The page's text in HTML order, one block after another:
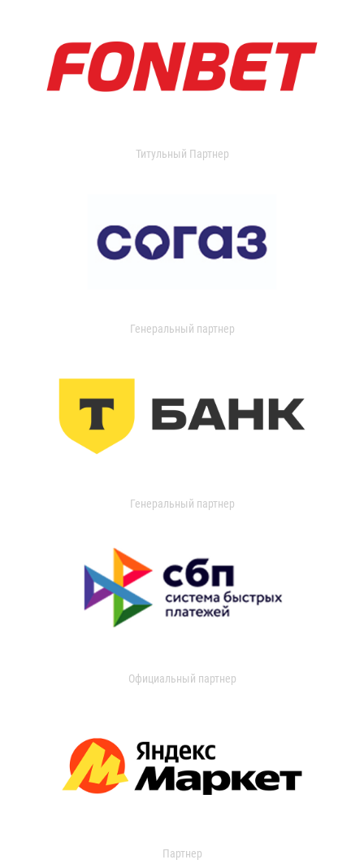
Титульный Партнер
Генеральный партнер
Генеральный партнер
Официальный партнер
Партнер